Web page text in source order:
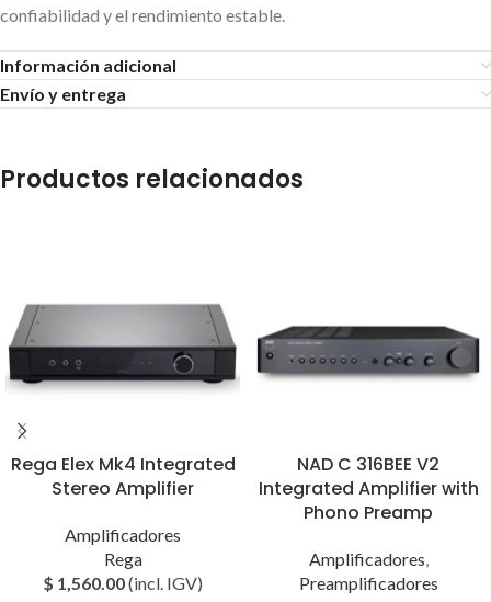
confiabilidad y el rendimiento estable.
Información adicional
Envío y entrega
Productos relacionados
Rega Elex Mk4 Integrated
Stereo Amplifier
Amplificadores
Rega
$ 1,560.00(incl. IGV)
NAD C 316BEE V2
Integrated Amplifier with
Phono Preamp
Amplificadores,
Preamplificadores